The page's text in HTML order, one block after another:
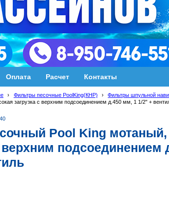
Оплата Расчет Контакты
› Фильтры песочные PoolKing(КНР) › Фильтры шпульной
загрузка с верхним подсоединением д.450 мм, 1 1/2" +
Pool King
верхним подсоединением